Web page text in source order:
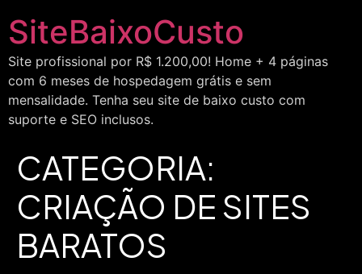
SiteBaixoCusto
Site profissional por R$ 1.200,00! Home + 4 páginas
com 6 meses de hospedagem grátis e sem
mensalidade. Tenha seu site de baixo custo com
suporte e SEO inclusos.
CATEGORIA:
CRIAÇÃO DE SITES
BARATOS